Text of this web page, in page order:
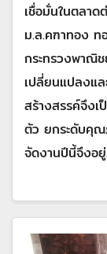
เชื่อมั่นในตลาด
ม.ล.คฑาทอง
กระทรวงพาณิ
เปลี่ยนแปลงแ
สร้างสรรค์จึง
ตัว ยกระดับคุ
จัดงานปีนี้จึงอ